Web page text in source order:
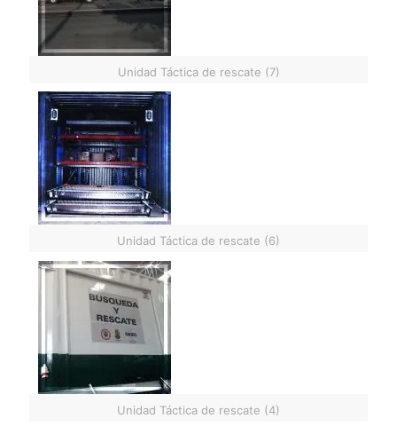
Unidad Táctica de rescate (7)
Unidad Táctica de rescate (6)
Unidad Táctica de rescate (4)